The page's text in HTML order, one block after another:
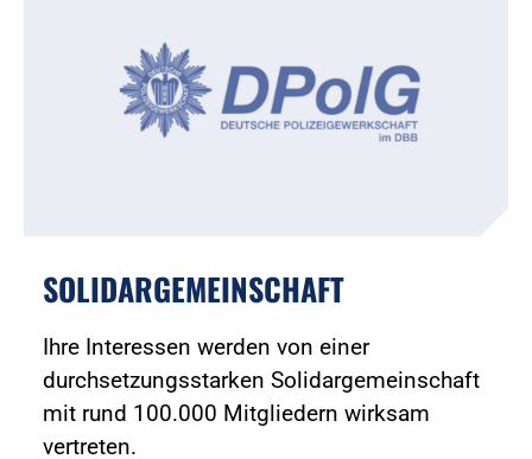
SOLIDARGEMEINSCHAFT
Ihre Interessen werden von einer
durchsetzungsstarken Solidargemeinschaft
mit rund 100.000 Mitgliedern wirksam
vertreten.